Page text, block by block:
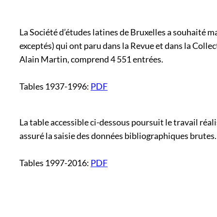
La Société d’études latines de Bruxelles a souhaité
exceptés) qui ont paru dans la Revue et dans la
Alain Martin, comprend 4 551 entrées.
Tables 1937-1996: PDF
La table accessible ci-dessous poursuit le travail
assuré la saisie des données bibliographiques brutes.
Tables 1997-2016: PDF